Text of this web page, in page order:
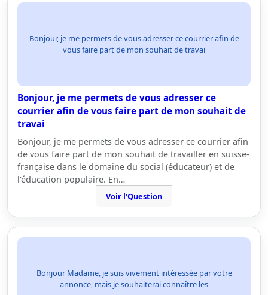
Bonjour, je me permets de vous adresser ce courrier afin de
vous faire part de mon souhait de travai
Bonjour, je me permets de vous adresser ce
courrier afin de vous faire part de mon souhait de
travai
Bonjour, je me permets de vous adresser ce courrier afin
de vous faire part de mon souhait de travailler en suisse-
française dans le domaine du social (éducateur) et de
l'éducation populaire. En…
Voir l'Question
Bonjour Madame, je suis vivement intéressée par votre
annonce, mais je souhaiterai connaître les